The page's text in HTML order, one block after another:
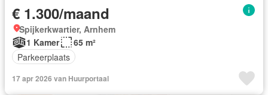
€ 1.300/maand
Spijkerkwartier, Arnhem
1 Kamer
65 m²
Parkeerplaats
17 apr 2026 van Huurportaal